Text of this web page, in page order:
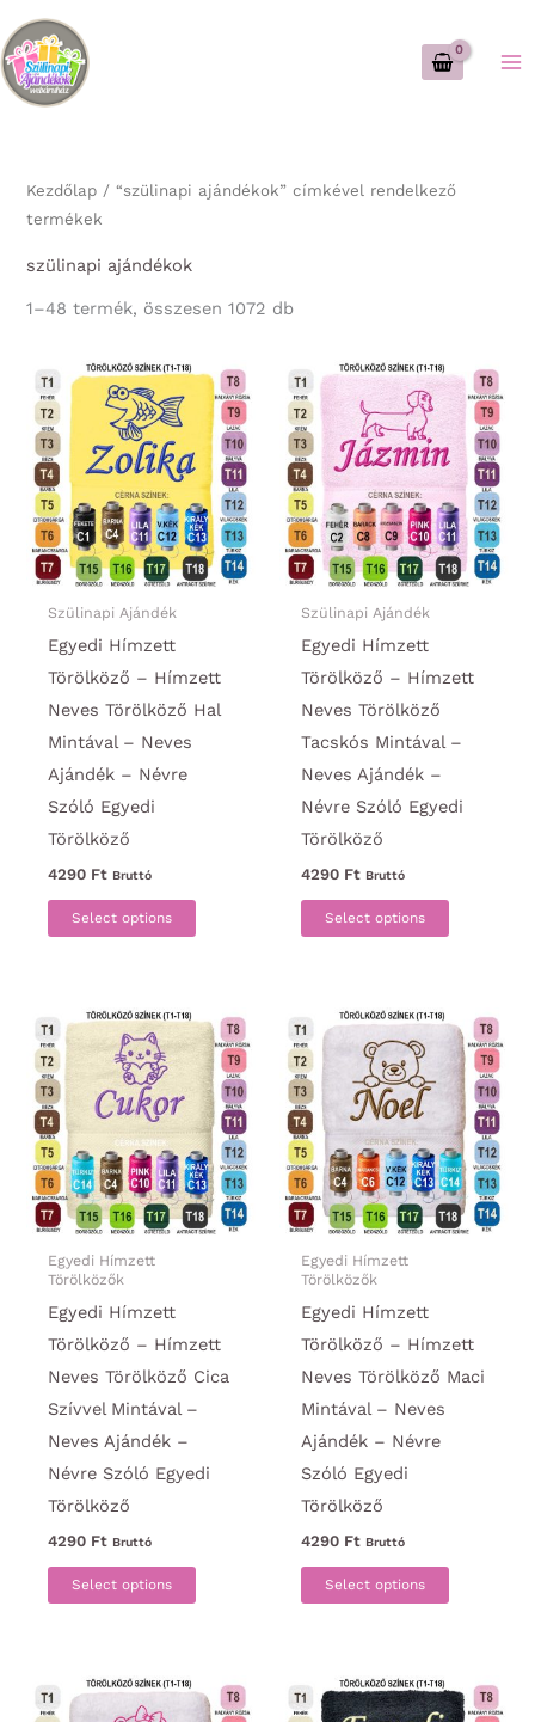
Skip
to
content
Kezdőlap / “szülinapi ajándékok” címkével rendelkező
termékek
szülinapi ajándékok
1–48 termék, összesen 1072 dbSorted
Szülinapi Ajándék
Egyedi Hímzett
Törölköző – Hímzett
Neves Törölköző Hal
Mintával – Neves
Ajándék – Névre
Szóló Egyedi
Törölköző
4290 Ft Bruttó
Select options
Ennek
a
variációja
van.
A
változatok
a
termékoldalon
választhatók
Szülinapi Ajándék
Egyedi Hímzett
Törölköző – Hímzett
Neves Törölköző
Tacskós Mintával –
Neves Ajándék –
Névre Szóló Egyedi
Törölköző
4290 Ft Bruttó
Select options
Ennek
a
variációja
van.
változatok
a
Egyedi Hímzett
Törölközők
Egyedi Hímzett
Törölköző – Hímzett
Neves Törölköző Cica
Szívvel Mintával –
Neves Ajándék –
Névre Szóló Egyedi
Törölköző
4290 Ft Bruttó
Select options
Ennek
a
variációja
Egyedi Hímzett
Törölközők
Egyedi Hímzett
Törölköző – Hímzett
Neves Törölköző Maci
Mintával – Neves
Ajándék – Névre
Szóló Egyedi
Törölköző
4290 Ft Bruttó
Select options
Ennek
a
variációja